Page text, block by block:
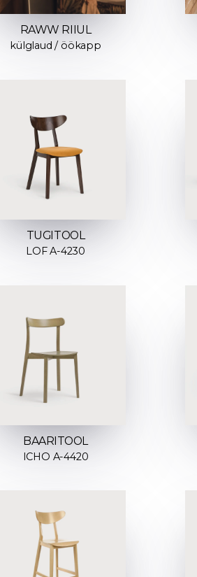
RAWW RIIUL
külglaud / öökapp
TUGITOOL
LOF A-4230
BAARITOOL
ICHO A-4420